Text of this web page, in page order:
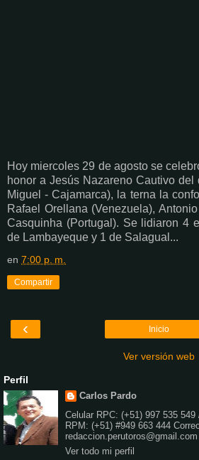
Hoy miercoles 29 de agosto se
honor a Jesús Nazareno Cautivo del
Miguel - Cajamarca), la terna la
Rafael Orellana (Venezuela),
Casquinha (Portugal). Se lidiaron 4
de Lambayeque y 1 de Salagual...
en 7:00 p. m.
Compartir
‹ Inicio
Ver versión web
Perfil
Carlos Pardo
Celular RPC: (+51) 997 535
RPM: (+51) #949 663 444
redaccion.perutoros@gmail.com
Ver todo mi perfil